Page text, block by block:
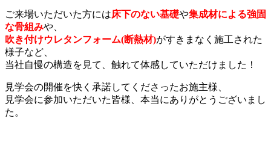
ご来場いただいた方には床下のない基礎や集成材による強固
な骨組みや、
吹き付けウレタンフォーム(断熱材)がすきまなく施工された
様子など、
当社自慢の構造を見て、触れて体感していただけました！
見学会の開催を快く承諾してくださったお施主様、
見学会に参加いただいた皆様、本当にありがとうございまし
た。